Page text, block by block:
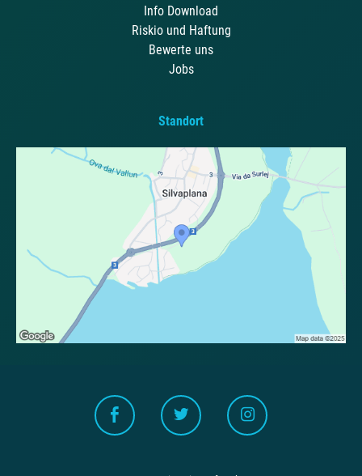
Info Download
Riskio und Haftung
Bewerte uns
Jobs
Standort